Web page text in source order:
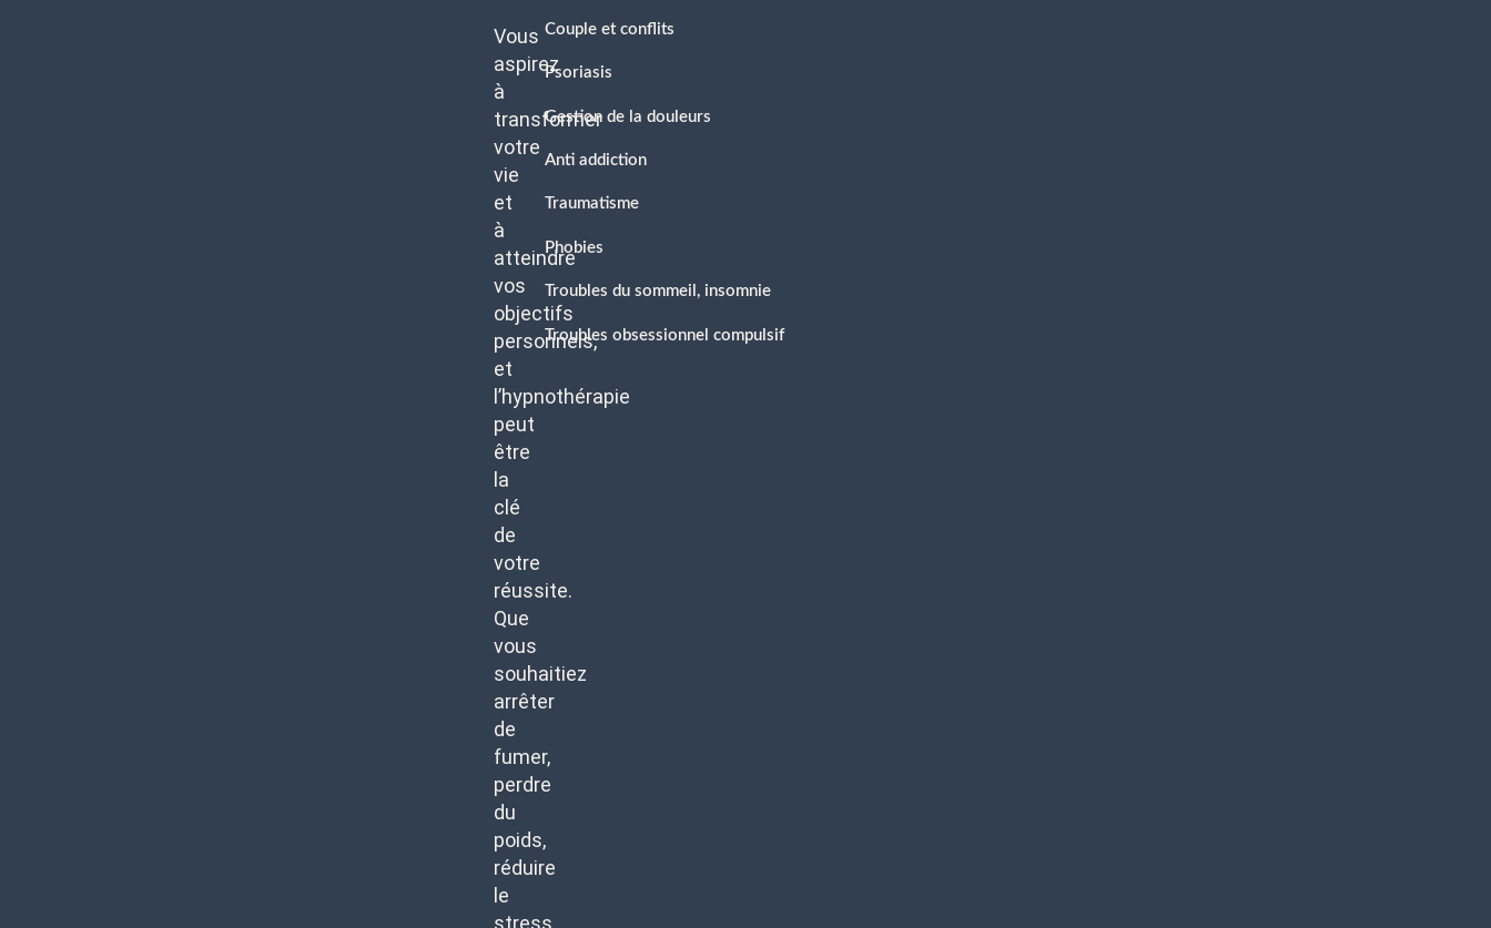
Vous
aspirez
à
transformer
votre
vie
et
à
atteindre
vos
objectifs
personnels,
et
l’hypnothérapie
peut
être
la
clé
de
votre
réussite.
Que
vous
souhaitiez
arrêter
de
fumer,
perdre
du
poids,
réduire
le
stress,
Couple et conflits
Psoriasis
Gestion de la douleurs
Anti addiction
Traumatisme
Phobies
Troubles du sommeil, insomnie
Troubles obsessionnel compulsif